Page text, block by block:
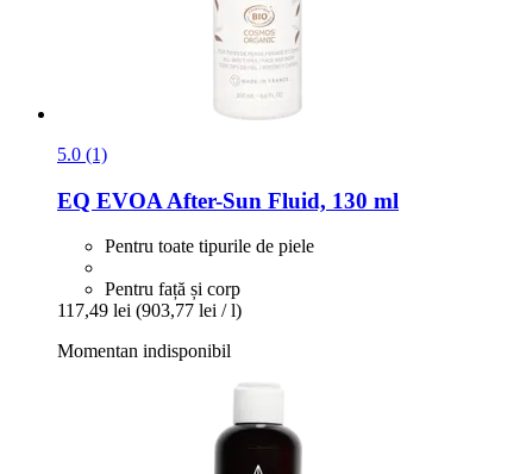
5.0 (1)
EQ EVOA After-​Sun Fluid, 130 ml
Pentru toate tipurile de piele
Pentru față și corp
117,49 lei (903,77 lei / l)
Momentan indisponibil